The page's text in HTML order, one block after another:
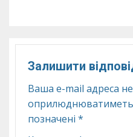
Залишити
Ваша e-mail адреса не
позначені *